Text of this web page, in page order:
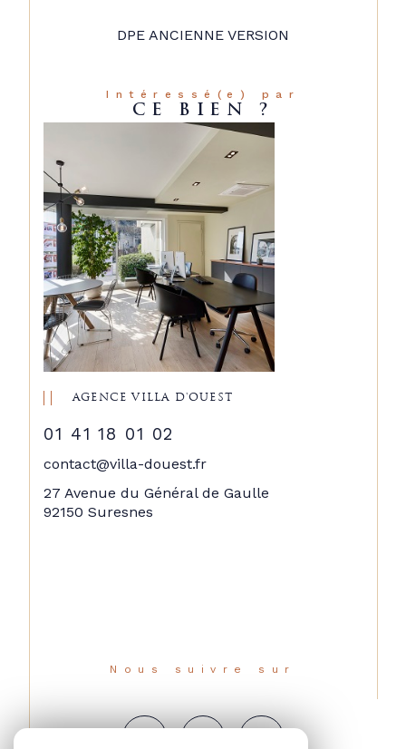
DPE ANCIENNE VERSION
Intéressé(e) par
CE BIEN ?
AGENCE VILLA D'OUEST
01 41 18 01 02
contact@villa-douest.fr
27 Avenue du Général de Gaulle
92150 Suresnes
Nous suivre sur